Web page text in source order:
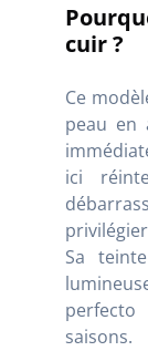
cuir ?
Ce
peau en
ici
Sa
saisons.